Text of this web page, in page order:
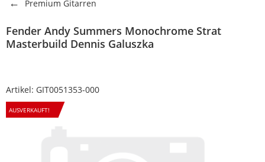
Premium Gitarren
Fender Andy Summers Monochrome Strat
Masterbuild Dennis Galuszka
Artikel: GIT0051353-000
AUSVERKAUFT!